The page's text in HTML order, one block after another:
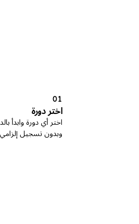
01
اختر دورة
اختر أي دورة وابدأ
وبدون تسجيل